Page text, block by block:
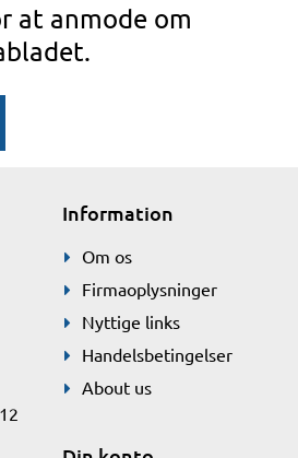
at anmode om
Information
Om os
Firmaoplysninger
Nyttige links
Handelsbetingelser
About us